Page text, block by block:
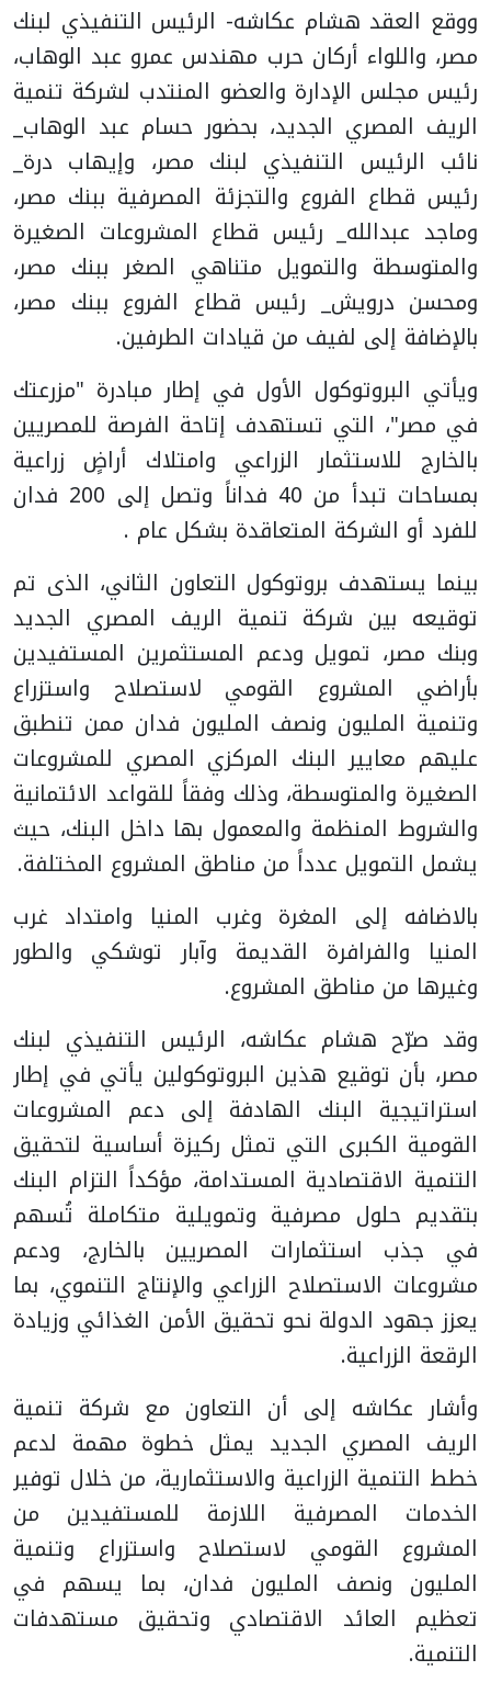
ووقع العقد هشام عكاشه- الرئيس التنفيذي لبنك
مصر، واللواء أركان حرب مهندس عمرو عبد الوهاب،
رئيس مجلس الإدارة والعضو المنتدب لشركة تنمية
الريف المصري الجديد، بحضور حسام عبد الوهاب_
نائب الرئيس التنفيذي لبنك مصر، وإيهاب درة_
رئيس قطاع الفروع والتجزئة المصرفية ببنك مصر،
وماجد عبدالله_ رئيس قطاع المشروعات الصغيرة
والمتوسطة والتمويل متناهي الصغر ببنك مصر،
ومحسن درويش_ رئيس قطاع الفروع ببنك مصر،
بالإضافة إلى لفيف من قيادات الطرفين.
ويأتي البروتوكول الأول في إطار مبادرة "مزرعتك
في مصر"، التي تستهدف إتاحة الفرصة للمصريين
بالخارج للاستثمار الزراعي وامتلاك أراضٍ زراعية
بمساحات تبدأ من 40 فداناً وتصل إلى 200 فدان
للفرد أو الشركة المتعاقدة بشكل عام .
بينما يستهدف بروتوكول التعاون الثاني، الذى تم
توقيعه بين شركة تنمية الريف المصري الجديد
وبنك مصر، تمويل ودعم المستثمرين المستفيدين
بأراضي المشروع القومي لاستصلاح واستزراع
وتنمية المليون ونصف المليون فدان ممن تنطبق
عليهم معايير البنك المركزي المصري للمشروعات
الصغيرة والمتوسطة، وذلك وفقاً للقواعد الائتمانية
والشروط المنظمة والمعمول بها داخل البنك، حيث
يشمل التمويل عدداً من مناطق المشروع المختلفة.
بالاضافه إلى المغرة وغرب المنيا وامتداد غرب
المنيا والفرافرة القديمة وآبار توشكي والطور
وغيرها من مناطق المشروع.
وقد صرّح هشام عكاشه، الرئيس التنفيذي لبنك
مصر، بأن توقيع هذين البروتوكولين يأتي في إطار
استراتيجية البنك الهادفة إلى دعم المشروعات
القومية الكبرى التي تمثل ركيزة أساسية لتحقيق
التنمية الاقتصادية المستدامة، مؤكداً التزام البنك
بتقديم حلول مصرفية وتمويلية متكاملة تُسهم
في جذب استثمارات المصريين بالخارج، ودعم
مشروعات الاستصلاح الزراعي والإنتاج التنموي، بما
يعزز جهود الدولة نحو تحقيق الأمن الغذائي وزيادة
الرقعة الزراعية.
وأشار عكاشه إلى أن التعاون مع شركة تنمية
الريف المصري الجديد يمثل خطوة مهمة لدعم
خطط التنمية الزراعية والاستثمارية، من خلال توفير
الخدمات المصرفية اللازمة للمستفيدين من
المشروع القومي لاستصلاح واستزراع وتنمية
المليون ونصف المليون فدان، بما يسهم في
تعظيم العائد الاقتصادي وتحقيق مستهدفات
التنمية.